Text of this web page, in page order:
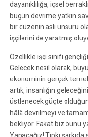
dayanıklılığa, içsel
bugün devrime yatkın
bir düzenin asli unsuru
işçilerini de yaratmış
Özellikle işçi sınıfı
Gelecek nesil olarak,
ekonominin gerçek
artık, insanlığın
üstlenecek güçte
hâlâ devrilmeyi ve
bekliyor. Fakat biz bunu
Yapacağız! Tıpkı